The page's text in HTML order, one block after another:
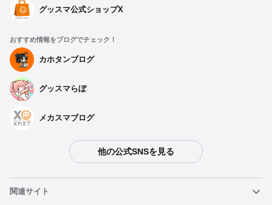
【再販】 ねんどろいど リゾット・ネエロ - 2024年10月発売予
グッスマ公式ショップX
おすすめ情報をブログでチェック！
カホタンブログ
グッスマらぼ
メカスマブログ
他の公式SNSを見る
関連サイト